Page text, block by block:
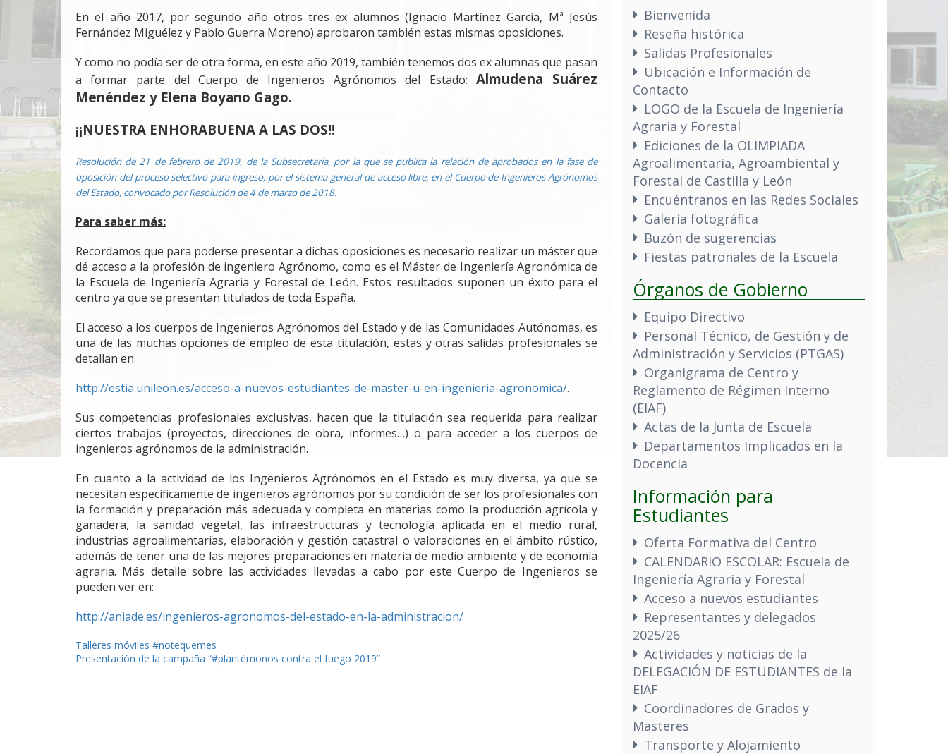
En el año 2017, por segundo año otros tres ex alumnos (Ignacio Martínez García, Mª Jesús
Fernández Miguélez y Pablo Guerra Moreno) aprobaron también estas mismas oposiciones.
Y como no podía ser de otra forma, en este año 2019, también tenemos dos ex alumnas que pasan
a formar parte del Cuerpo de Ingenieros Agrónomos del Estado: Almudena Suárez
Menéndez y Elena Boyano Gago.
¡¡NUESTRA ENHORABUENA A LAS DOS!!
Resolución de 21 de febrero de 2019, de la Subsecretaría, por la que se publica la relación de aprobados en la fase de
oposición del proceso selectivo para ingreso, por el sistema general de acceso libre, en el Cuerpo de Ingenieros Agrónomos
del Estado, convocado por Resolución de 4 de marzo de 2018.
Para saber más:
Recordamos que para poderse presentar a dichas oposiciones es necesario realizar un máster que
dé acceso a la profesión de ingeniero Agrónomo, como es el Máster de Ingeniería Agronómica de
la Escuela de Ingeniería Agraria y Forestal de León. Estos resultados suponen un éxito para el
centro ya que se presentan titulados de toda España.
El acceso a los cuerpos de Ingenieros Agrónomos del Estado y de las Comunidades Autónomas, es
una de las muchas opciones de empleo de esta titulación, estas y otras salidas profesionales se
detallan en
http://estia.unileon.es/acceso-a-nuevos-estudiantes-de-master-u-en-ingenieria-agronomica/.
Sus competencias profesionales exclusivas, hacen que la titulación sea requerida para realizar
ciertos trabajos (proyectos, direcciones de obra, informes…) o para acceder a los cuerpos de
ingenieros agrónomos de la administración.
En cuanto a la actividad de los Ingenieros Agrónomos en el Estado es muy diversa, ya que se
necesitan específicamente de ingenieros agrónomos por su condición de ser los profesionales con
la formación y preparación más adecuada y completa en materias como la producción agrícola y
ganadera, la sanidad vegetal, las infraestructuras y tecnología aplicada en el medio rural,
industrias agroalimentarias, elaboración y gestión catastral o valoraciones en el ámbito rústico,
además de tener una de las mejores preparaciones en materia de medio ambiente y de economía
agraria. Más detalle sobre las actividades llevadas a cabo por este Cuerpo de Ingenieros se
pueden ver en:
http://aniade.es/ingenieros-agronomos-del-estado-en-la-administracion/
Navegación
de
Talleres móviles #notequemes
Presentación de la campaña “#plantémonos contra el fuego 2019”
Bienvenida
Reseña histórica
Salidas Profesionales
Ubicación e Información de
Contacto
LOGO de la Escuela de Ingeniería
Agraria y Forestal
Ediciones de la OLIMPIADA
Agroalimentaria, Agroambiental y
Forestal de Castilla y León
Encuéntranos en las Redes Sociales
Galería fotográfica
Buzón de sugerencias
Fiestas patronales de la Escuela
Órganos de Gobierno
Equipo Directivo
Personal Técnico, de Gestión y de
Administración y Servicios (PTGAS)
Organigrama de Centro y
Reglamento de Régimen Interno
(EIAF)
Actas de la Junta de Escuela
Departamentos Implicados en la
Docencia
Información para
Estudiantes
Oferta Formativa del Centro
CALENDARIO ESCOLAR: Escuela de
Ingeniería Agraria y Forestal
Acceso a nuevos estudiantes
Representantes y delegados
2025/26
Actividades y noticias de la
DELEGACIÓN DE ESTUDIANTES de la
EIAF
Coordinadores de Grados y
Masteres
Transporte y Alojamiento